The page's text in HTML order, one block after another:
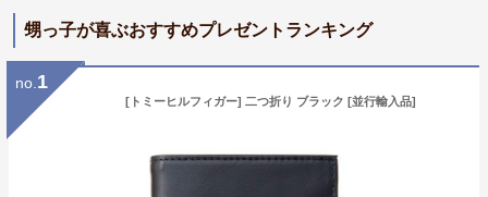
甥っ子が喜ぶおすすめプレゼントランキング
no. 1
[トミーヒルフィガー] 二つ折り ブラック [並行輸入品]